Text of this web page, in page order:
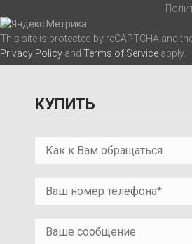
This site is protected by reCAPTCHA and
Privacy Policy and Terms of Service apply.
КУПИТЬ